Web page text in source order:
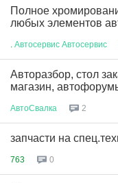
Полное
любых элементов
Автосервис Автосервис
Авторазбор, стол
магазин,
АвтоСвалка 2
запчасти на
763 0